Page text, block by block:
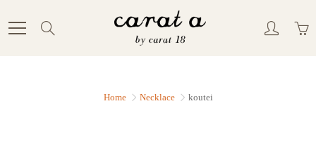
Content
Home Necklace koutei